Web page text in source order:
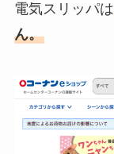
電気スリッパは
ん。